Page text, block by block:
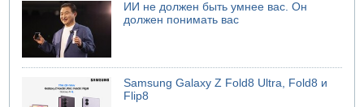
ИИ не должен быть умнее вас. Он
должен понимать вас
Samsung Galaxy Z Fold8 Ultra, Fold8 и
Flip8